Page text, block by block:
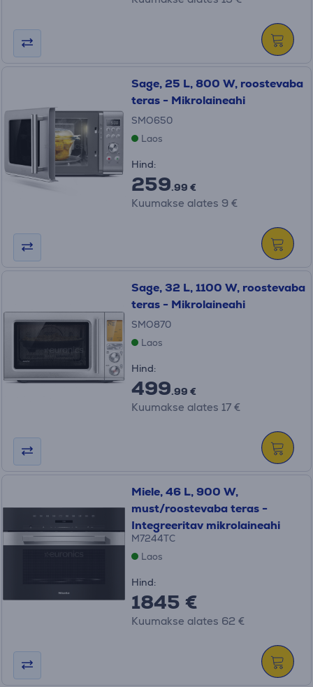
Sage, 25 L, 800 W, roostevaba
teras - Mikrolaineahi
SMO650
Laos
Hind:
259.99 €
Kuumakse alates 9 €
Sage, 32 L, 1100 W, roostevaba
teras - Mikrolaineahi
SMO870
Laos
Hind:
499.99 €
Kuumakse alates 17 €
Miele, 46 L, 900 W,
must/roostevaba teras -
Integreeritav mikrolaineahi
M7244TC
Laos
Hind:
1845 €
Kuumakse alates 62 €